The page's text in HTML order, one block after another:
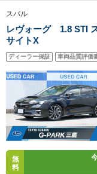
スバル
レヴォーグ 1.8 STI
サイトX
ディーラー保証 車両品質評価
無
料